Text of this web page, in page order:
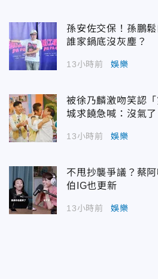
孫安佐交保！孫鵬
誰家鍋底沒灰塵？
13小時前 娛樂
被徐乃麟激吻笑認
城求饒急喊：沒氣了
13小時前 娛樂
不甩抄襲爭議？蔡
伯IG也更新
13小時前 娛樂